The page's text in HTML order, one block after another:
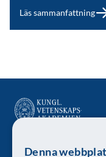
Läs sammanfattning
Denna